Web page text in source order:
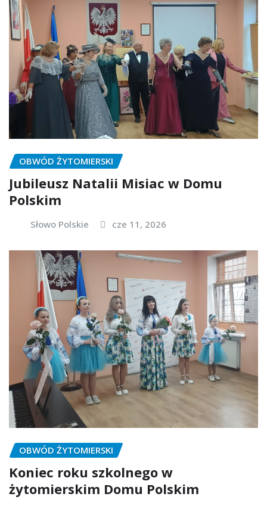
OBWÓD ŻYTOMIERSKI
Jubileusz Natalii Misiac w Domu
Polskim
Słowo Polskie cze 11, 2026
OBWÓD ŻYTOMIERSKI
Koniec roku szkolnego w
żytomierskim Domu Polskim